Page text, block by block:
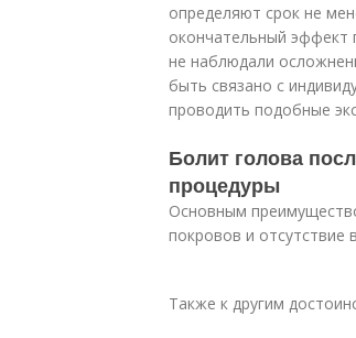
определяют срок не
окончательный эффект
не наблюдали
быть связано с
проводить подобные
Болит голова
процедуры
Основным
покровов и отсутствие
Также к другим